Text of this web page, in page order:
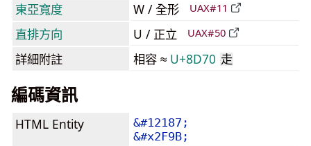
東亞寬度 W / 全形 UAX#11
直排方向 U / 正立 UAX#50
詳細附註 相容 ≈ U+8D70 走
編碼資訊
HTML Entity
&#12187;
&#x2F9B;